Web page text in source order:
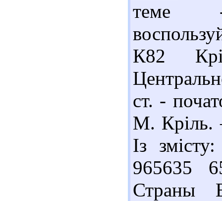
теме -
К82
ст. -
М. Кріль.
Із
965635
Страны